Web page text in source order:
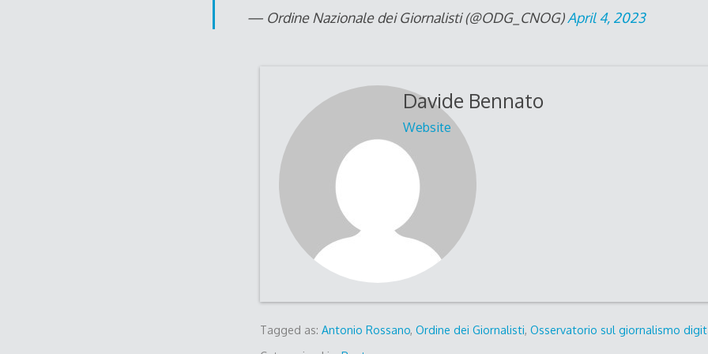
— Ordine Nazionale dei Giornalisti (@ODG_CNOG)April 4, 2023
Davide Bennato
Website
Tagged as:Antonio Rossano,Ordine dei Giornalisti,Osservatorio sul giornalismo